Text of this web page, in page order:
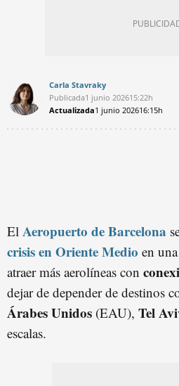
Carla Stavraky
Publicada1 junio 202615:22h
Actualizada1 junio 202616:15h
El Aeropuerto de Barcelona
crisis en Oriente Medio en
atraer más aerolíneas con c
dejar de depender de destinos
Árabes Unidos (EAU), Tel
escalas.